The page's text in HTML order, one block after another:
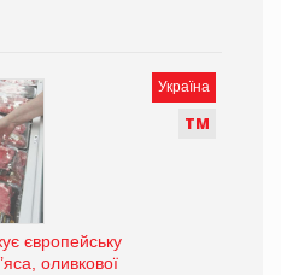
Україна
ТМ
європейську
оливкової